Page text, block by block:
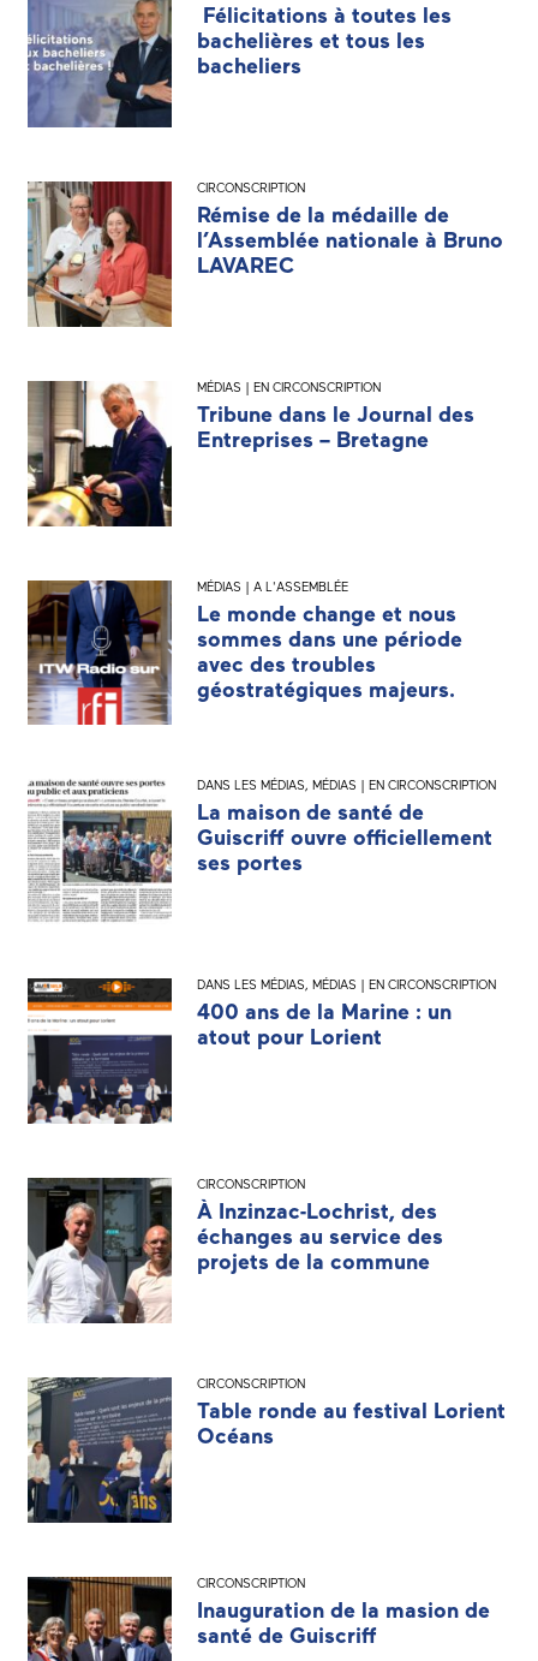
Félicitations à toutes les
bachelières et tous les
bacheliers
CIRCONSCRIPTION
Rémise de la médaille de
l’Assemblée nationale à Bruno
LAVAREC
MÉDIAS | EN CIRCONSCRIPTION
Tribune dans le Journal des
Entreprises – Bretagne
MÉDIAS | A L'ASSEMBLÉE
Le monde change et nous
sommes dans une période
avec des troubles
géostratégiques majeurs.
DANS LES MÉDIAS, MÉDIAS | EN CIRCONSCRIPTION
La maison de santé de
Guiscriff ouvre officiellement
ses portes
DANS LES MÉDIAS, MÉDIAS | EN CIRCONSCRIPTION
400 ans de la Marine : un
atout pour Lorient
CIRCONSCRIPTION
À Inzinzac-Lochrist, des
échanges au service des
projets de la commune
CIRCONSCRIPTION
Table ronde au festival Lorient
Océans
CIRCONSCRIPTION
Inauguration de la masion de
santé de Guiscriff